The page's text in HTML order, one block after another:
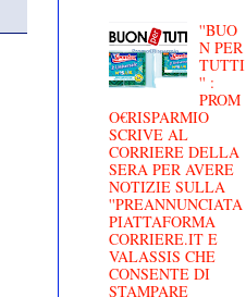
''BUO
N PER
TUTTI
'' :
PROM
O€RISPARMIO
SCRIVE AL
CORRIERE DELLA
SERA PER AVERE
NOTIZIE SULLA
''PREANNUNCIATA
PIATTAFORMA
CORRIERE.IT E
VALASSIS CHE
CONSENTE DI
STAMPARE